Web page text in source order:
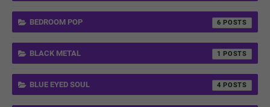
BEDROOM POP 6
BLACK METAL 1
BLUE EYED SOUL 4